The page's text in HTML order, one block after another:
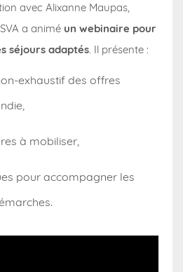
avec Alixanne Maupas,
a animé un webinaire pour
séjours adaptés. Il présente :
exhaustif des offres
à mobiliser,
pour accompagner les